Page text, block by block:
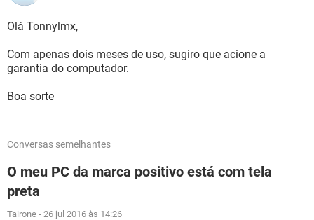
Olá Tonnylmx,
Com apenas dois meses de uso, sugiro que acione a
garantia do computador.
Boa sorte
Conversas semelhantes
O meu PC da marca positivo está com tela
preta
Tairone - 26 jul 2016 às 14:26